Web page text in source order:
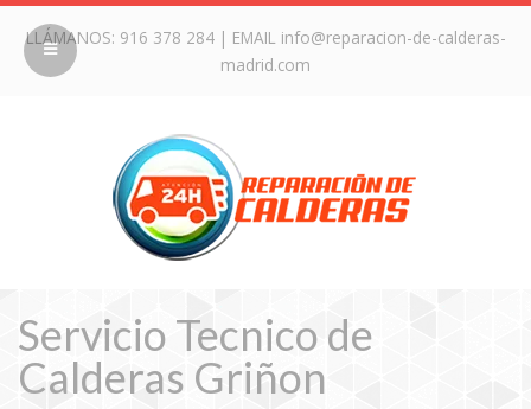
LLÁMANOS: 916 378 284| EMAIL info@reparacion-de-calderas-
madrid.com
Servicio Tecnico de
Calderas Griñon